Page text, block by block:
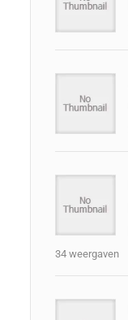
34 weergaven